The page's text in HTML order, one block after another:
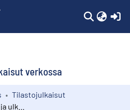
verkossa
Tilastojulkaisut